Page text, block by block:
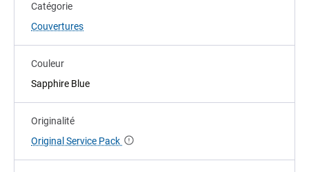
Catégorie
Couvertures
Couleur
Sapphire Blue
Originalité
Original Service Pack